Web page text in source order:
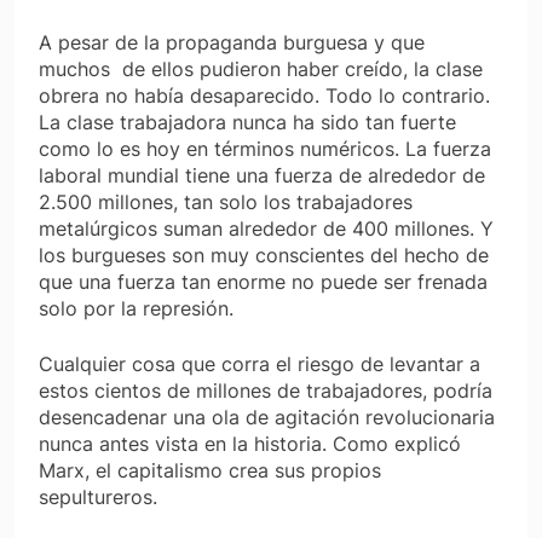
A pesar de la propaganda burguesa y que
muchos de ellos pudieron haber creído, la clase
obrera no había desaparecido. Todo lo contrario.
La clase trabajadora nunca ha sido tan fuerte
como lo es hoy en términos numéricos. La fuerza
laboral mundial tiene una fuerza de alrededor de
2.500 millones, tan solo los trabajadores
metalúrgicos suman alrededor de 400 millones. Y
los burgueses son muy conscientes del hecho de
que una fuerza tan enorme no puede ser frenada
solo por la represión.
Cualquier cosa que corra el riesgo de levantar a
estos cientos de millones de trabajadores, podría
desencadenar una ola de agitación revolucionaria
nunca antes vista en la historia. Como explicó
Marx, el capitalismo crea sus propios
sepultureros.